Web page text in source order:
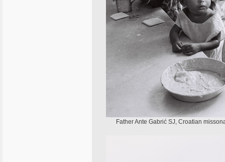
Father Ante Gabrić SJ, Croatian